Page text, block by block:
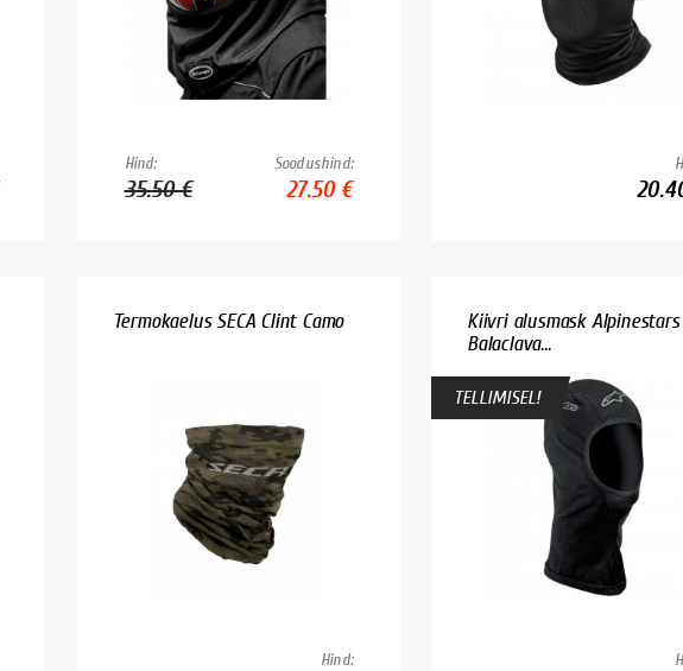
Hind:
35.50 €
Soodushind:
27.50 €
Termokaelus SECA Clint Camo
Hind:
Kiivri alusmask Alpinestars
Balaclava...
TELLIMISEL!